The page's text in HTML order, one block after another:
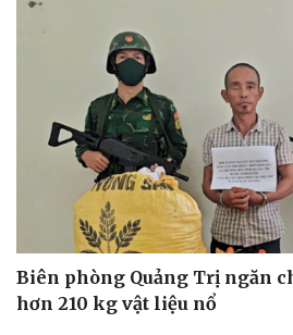
Biên phòng Quảng Trị ngăn
hơn 210 kg vật liệu nổ